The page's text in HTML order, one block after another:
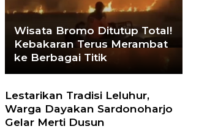
Wisata Bromo Ditutup Total!
Kebakaran Terus Merambat
ke Berbagai Titik
Lestarikan Tradisi Leluhur,
Warga Dayakan Sardonoharjo